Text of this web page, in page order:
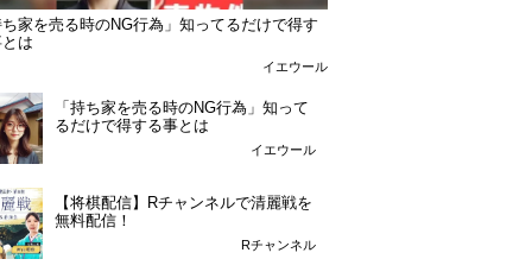
家を売る時のNG行為」知ってるだけで得す
は
イエウール
「持ち家を売る時のNG行為」知って
るだけで得する事とは
イエウール
【将棋配信】Rチャンネルで清麗戦を
無料配信！
Rチャンネル